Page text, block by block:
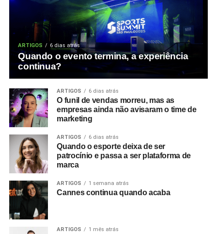
ARTIGOS 6 dias atrás
Quando o evento termina, a experiência
continua?
ARTIGOS 6 dias atrás
O funil de vendas morreu, mas as
empresas ainda não avisaram o time de
marketing
ARTIGOS 6 dias atrás
Quando o esporte deixa de ser
patrocínio e passa a ser plataforma de
marca
ARTIGOS 1 semana atrás
Cannes continua quando acaba
ARTIGOS 1 mês atrás